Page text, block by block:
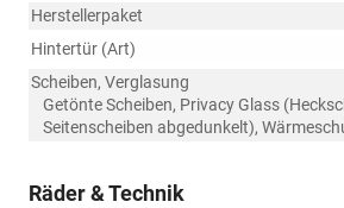
Herstellerpaket
Hintertür (Art)
Scheiben, Verglasung
Getönte Scheiben, Privacy Glass
Seitenscheiben abgedunkelt),
Räder & Technik